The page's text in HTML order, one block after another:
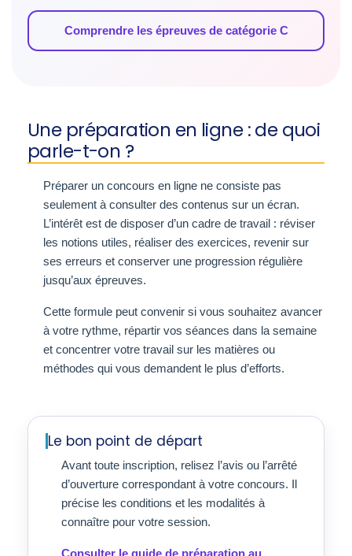
Comprendre les épreuves de catégorie C
Une préparation en ligne : de quoi
parle-t-on ?
Préparer un concours en ligne ne consiste pas
seulement à consulter des contenus sur un écran.
L’intérêt est de disposer d’un cadre de travail : réviser
les notions utiles, réaliser des exercices, revenir sur
ses erreurs et conserver une progression régulière
jusqu’aux épreuves.
Cette formule peut convenir si vous souhaitez avancer
à votre rythme, répartir vos séances dans la semaine
et concentrer votre travail sur les matières ou
méthodes qui vous demandent le plus d’efforts.
Le bon point de départ
Avant toute inscription, relisez l’avis ou l’arrêté
d’ouverture correspondant à votre concours. Il
précise les conditions et les modalités à
connaître pour votre session.